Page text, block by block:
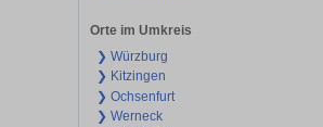
Orte im Umkreis
❯ Würzburg
❯ Kitzingen
❯ Ochsenfurt
❯ Werneck